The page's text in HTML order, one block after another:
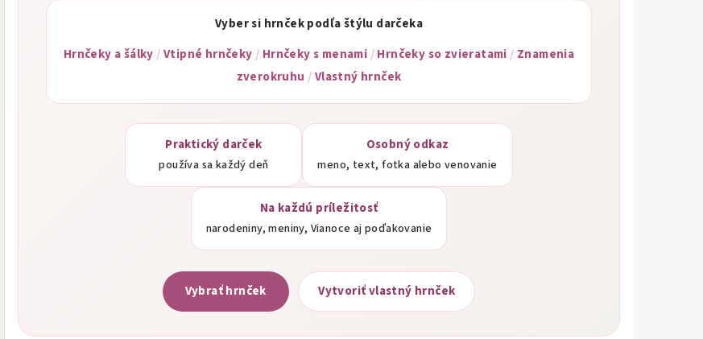
Vyber si hrnček podľa štýlu darčeka
Hrnčeky a šálky /Vtipné hrnčeky / Hrnčeky s menami /Hrnčeky so zvieratami / Znamenia
zverokruhu /Vlastný hrnček
Praktický darček
používa sa každý deň
Osobný odkaz
meno, text, fotka alebo venovanie
Na každú príležitosť
narodeniny, meniny, Vianoce aj poďakovanie
Vybrať hrnček Vytvoriť vlastný hrnček